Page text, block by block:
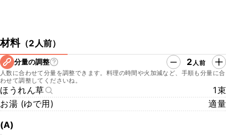
材料（2人前）
分量の調整 2 人前
人数に合わせて分量を調整できます。料理の時間や火加減など、手順も分量に合
わせて調整してくださいね。
ほうれん草
1束
お湯 (ゆで用)
適量
(A)